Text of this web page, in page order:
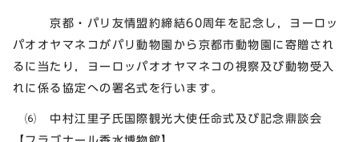
京都・パリ友情盟約締結60周年を記念し，ヨーロッ
パオオヤマネコがパリ動物園から京都市動物園に寄贈され
るに当たり，ヨーロッパオオヤマネコの視察及び動物受入
れに係る協定への署名式を行います。
⑹ 中村江里子氏国際観光大使任命式及び記念鼎談会